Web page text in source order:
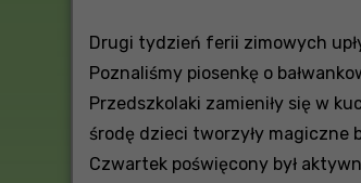
Drugi tydzień ferii zimowych
Poznaliśmy piosenkę o
Przedszkolaki zamieniły się w
środę dzieci tworzyły magiczne
Czwartek poświęcony był